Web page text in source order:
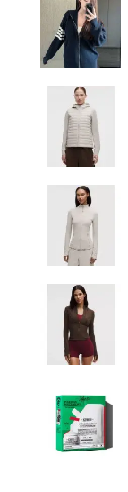
First Aid Beauty Stop
Chemist Warehouse